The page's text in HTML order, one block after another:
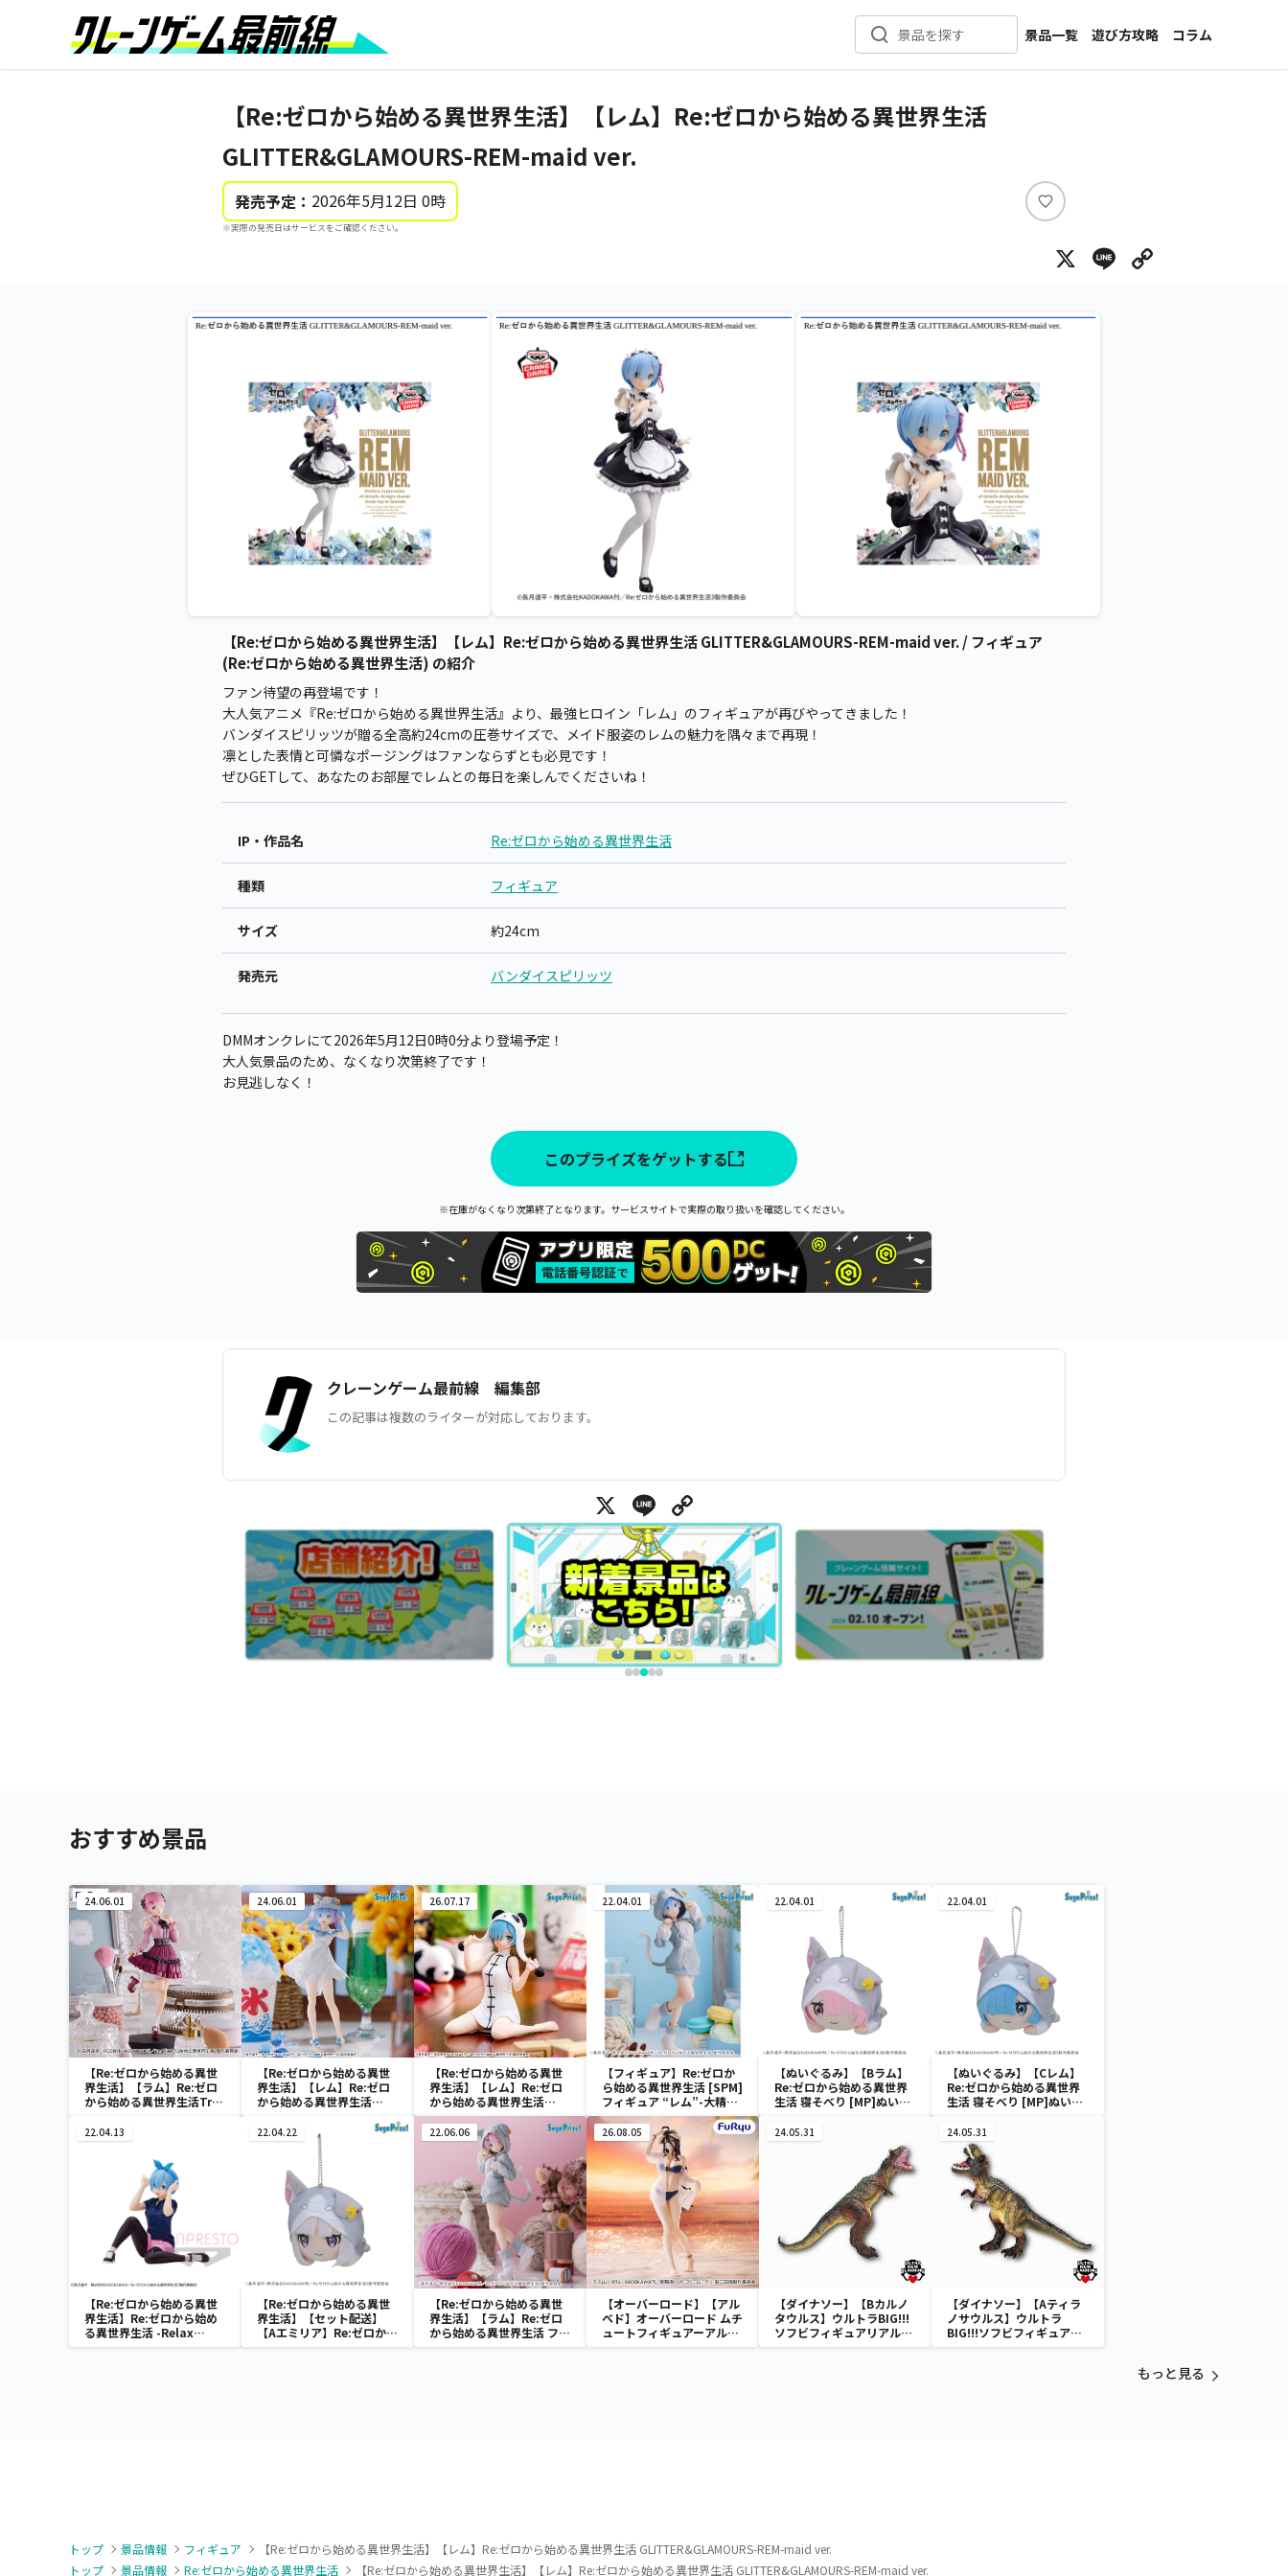
景品を探す
景品一覧
新着景品
遊び方攻略
コラム
インタビュー
【Re:ゼロから始める異世界生活】【レム】Re:ゼロから始める異世界生活
GLITTER&GLAMOURS-REM-maid ver.
発売予定： 2026年5月12日 0時
※実際の発売日はサービスをご確認ください。
い
ね
X Line
【Re:ゼロから始める異世界生活】【レム】Re:ゼロから始める異世界生活 GLITTER&GLAMOURS-REM-maid ver. / フィギュア
(Re:ゼロから始める異世界生活) の紹介
ファン待望の再登場です！
大人気アニメ『Re:ゼロから始める異世界生活』より、最強ヒロイン「レム」のフィギュアが再びやってきました！
バンダイスピリッツが贈る全高約24cmの圧巻サイズで、メイド服姿のレムの魅力を隅々まで再現！
凛とした表情と可憐なポージングはファンならずとも必見です！
ぜひGETして、あなたのお部屋でレムとの毎日を楽しんでくださいね！
IP・作品名 Re:ゼロから始める異世界生活
種類 フィギュア
サイズ 約24cm
発売元 バンダイスピリッツ
DMMオンクレにて2026年5月12日0時0分より登場予定！
大人気景品のため、なくなり次第終了です！
お見逃しなく！
このプライズをゲットする
※在庫がなくなり次第終了となります。サービスサイトで実際の取り扱いを確認してください。
クレーンゲーム最前線 編集部
この記事は複数のライターが対応しております。
X Line
おすすめ景品
24.06.01
【Re:ゼロから始める異世
界生活】【ラム】Re:ゼロ
から始める異世界生活Trio
ガーリーコーデー
24.06.01
【Re:ゼロから始める異世
界生活】【レム】Re:ゼロ
から始める異世界生活
つの日-
26.07.17
【Re:ゼロから始める異世
界生活】【レム】Re:ゼロ
から始める異世界生活
Yumemirize ‐レム‐～大
熊猫～
22.04.01
【フィギュア】Re:ゼロか
ら始める異世界生活 [SPM]
フィギュア “レム”-大精霊
パック-
22.04.01
【ぬいぐるみ】【Bラム】
Re:ゼロから始める異世界
生活 寝そべり [MP]ぬいぐ
ム”-大精霊パック-
22.04.01
【ぬいぐるみ】【Cレム】
Re:ゼロから始める異世界
生活 寝そべり [MP]ぬいぐ
ム”-大精霊パック-
22.04.13
【Re:ゼロから始める異世
界生活】Re:ゼロから始め
る異世界生活 -Relax
time-レム Training style
22.04.22
【Re:ゼロから始める異世
界生活】【セット配送】
【Aエミリア】Re:ゼロから
始める異世界生活 寝そべり
22.06.06
【Re:ゼロから始める異世
界生活】【ラム】Re:ゼロ
から始める異世界生活 フィ
ギュア“ラム”-大精霊パッ
26.08.05
【オーバーロード】【アル
ベド】オーバーロード ムチ
ュートフィギュアーアルベ
ド・aqua ver.ー
24.05.31
【ダイナソー】【Bカルノ
タウルス】ウルトラBIG!!!
ソフビフィギュアリアルダ
イナソーvol.1
24.05.31
【ダイナソー】【Aティラ
ノサウルス】ウルトラ
BIG!!!ソフビフィギュアリ
アルダイナソーvol.1
もっと見る
トップ 景品情報 フィギュア
【Re:ゼロから始める異世界生活】【レム】Re:ゼロから始める異世界生活 GLITTER&GLAMOURS-REM-maid ver.
トップ
景品情報 Re:ゼロから始める異世界生活 【Re:ゼロから始める異世界生活】【レム】Re:ゼロから始める異世界生活 GLITTER&GLAMOURS-REM-maid ver.